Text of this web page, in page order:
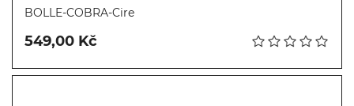
BOLLE-COBRA-Cire
549,00 Kč